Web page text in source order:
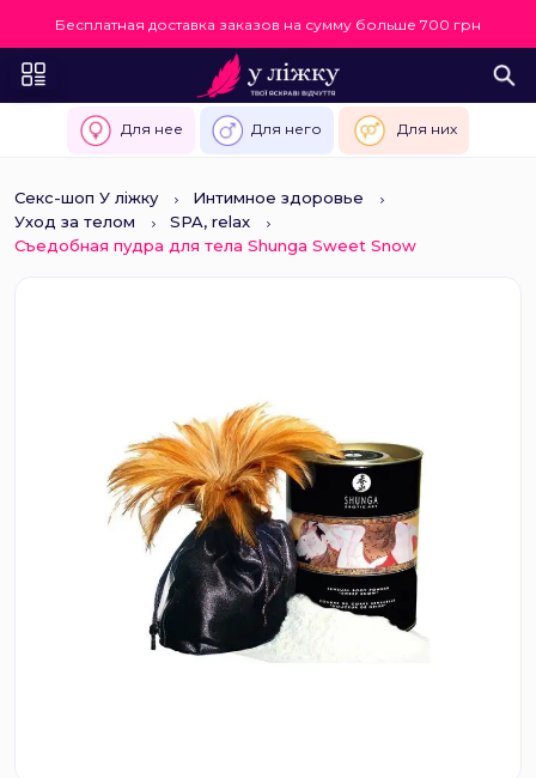
Бесплатная доставка заказов на сумму больше 700 грн
Для нее Для него Для них
Секс-шоп У ліжку
Интимное здоровье
Уход за телом
SPA, relax
Съедобная пудра для тела Shunga Sweet Snow